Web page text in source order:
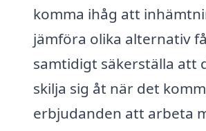
komma ihåg att
jämföra olika alternativ
samtidigt säkerställa att
skilja sig åt när det
erbjudanden att arbeta